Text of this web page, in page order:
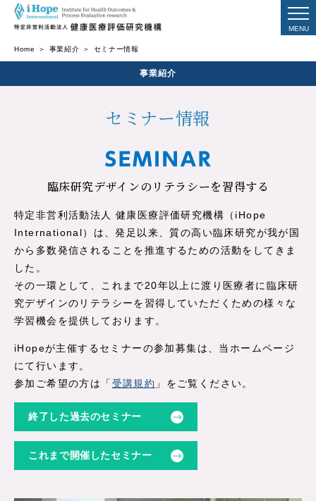
Home 事業紹介 セミナー情報
事業紹介
セミナー情報
臨床研究デザインのリテラシーを習得する
特定非営利活動法人 健康医療評価研究機構（iHope
International）は、発足以来、質の高い臨床研究が我が国
から多数発信されることを推進するための活動をしてきま
した。
その一環として、これまで20年以上に渡り医療者に臨床研
究デザインの リテラシーを 習得していただくための様々な
学習機会を提供しております。
iHopeが主催するセミナーの参加募集は、当ホームページ
にて行います。
参加ご希望の方は「 受講規約 」をご覧ください。
終了した過去のセミナー
これまで開催したセミナー